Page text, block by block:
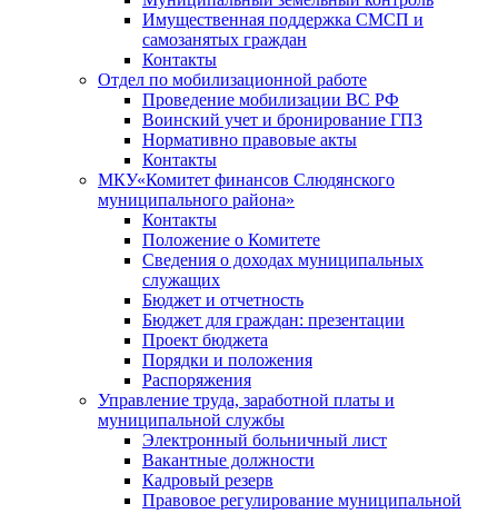
Имущественная поддержка СМСП и
самозанятых граждан
Контакты
Отдел по мобилизационной работе
Проведение мобилизации ВС РФ
Воинский учет и бронирование ГПЗ
Нормативно правовые акты
Контакты
МКУ«Комитет финансов Слюдянского
муниципального района»
Контакты
Положение о Комитете
Сведения о доходах муниципальных
служащих
Бюджет и отчетность
Бюджет для граждан: презентации
Проект бюджета
Порядки и положения
Распоряжения
Управление труда, заработной платы и
муниципальной службы
Электронный больничный лист
Вакантные должности
Кадровый резерв
Правовое регулирование муниципальной